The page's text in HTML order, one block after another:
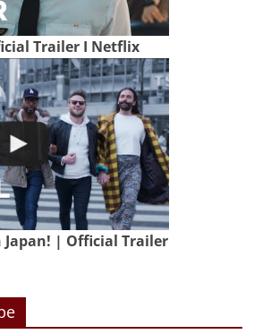
Trailer I Netflix
Japan! | Official Trailer